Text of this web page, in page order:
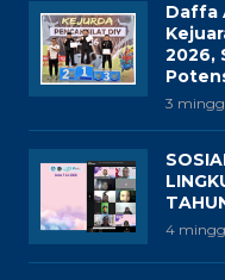
Daffa
2026,
3
4